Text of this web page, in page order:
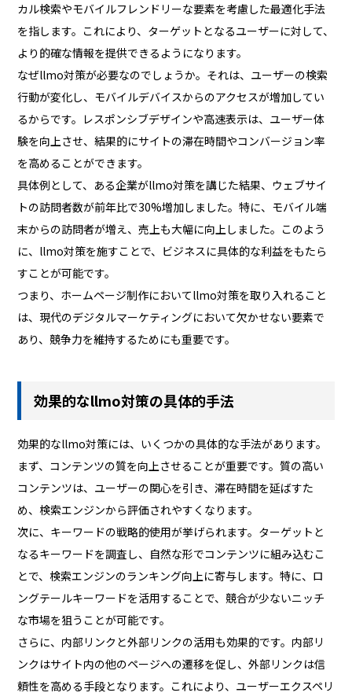
カル検索やモバイルフレンドリーな要素を考慮した最適化手法
を指します。これにより、ターゲットとなるユーザーに対して、
より的確な情報を提供できるようになります。
なぜllmo対策が必要なのでしょうか。それは、ユーザーの検索
行動が変化し、モバイルデバイスからのアクセスが増加してい
るからです。レスポンシブデザインや高速表示は、ユーザー体
験を向上させ、結果的にサイトの滞在時間やコンバージョン率
を高めることができます。
具体例として、ある企業がllmo対策を講じた結果、ウェブサイ
トの訪問者数が前年比で30%増加しました。特に、モバイル端
末からの訪問者が増え、売上も大幅に向上しました。このよう
に、llmo対策を施すことで、ビジネスに具体的な利益をもたら
すことが可能です。
つまり、ホームページ制作においてllmo対策を取り入れること
は、現代のデジタルマーケティングにおいて欠かせない要素で
あり、競争力を維持するためにも重要です。
効果的なllmo対策の具体的手法
効果的なllmo対策には、いくつかの具体的な手法があります。
まず、コンテンツの質を向上させることが重要です。質の高い
コンテンツは、ユーザーの関心を引き、滞在時間を延ばすた
め、検索エンジンから評価されやすくなります。
次に、キーワードの戦略的使用が挙げられます。ターゲットと
なるキーワードを調査し、自然な形でコンテンツに組み込むこ
とで、検索エンジンのランキング向上に寄与します。特に、ロ
ングテールキーワードを活用することで、競合が少ないニッチ
な市場を狙うことが可能です。
さらに、内部リンクと外部リンクの活用も効果的です。内部リ
ンクはサイト内の他のページへの遷移を促し、外部リンクは信
頼性を高める手段となります。これにより、ユーザーエクスペリ